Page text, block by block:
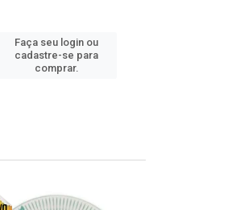
Faça seu login ou
cadastre-se para
comprar.